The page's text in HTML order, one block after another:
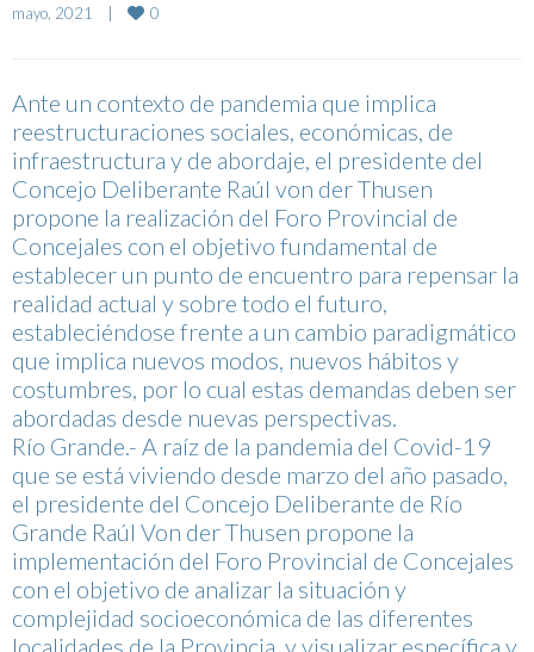
mayo, 2021
| 0
Ante un contexto de pandemia que implica
reestructuraciones sociales, económicas, de
infraestructura y de abordaje, el presidente del
Concejo Deliberante Raúl von der Thusen
propone la realización del Foro Provincial de
Concejales con el objetivo fundamental de
establecer un punto de encuentro para repensar la
realidad actual y sobre todo el futuro,
estableciéndose frente a un cambio paradigmático
que implica nuevos modos, nuevos hábitos y
costumbres, por lo cual estas demandas deben ser
abordadas desde nuevas perspectivas.
Río Grande.- A raíz de la pandemia del Covid-19
que se está viviendo desde marzo del año pasado,
el presidente del Concejo Deliberante de Río
Grande Raúl Von der Thusen propone la
implementación del Foro Provincial de Concejales
con el objetivo de analizar la situación y
complejidad socioeconómica de las diferentes
localidades de la Provincia, y visualizar específica y